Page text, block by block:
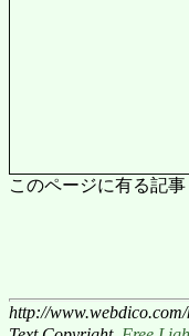
このページに有る記事
http://